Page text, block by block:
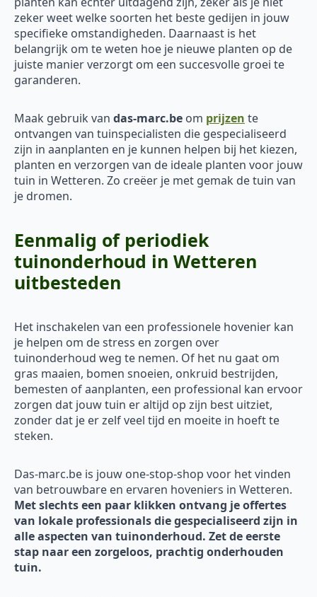
zeker weet welke soorten het beste gedijen in jouw
specifieke omstandigheden. Daarnaast is het
belangrijk om te weten hoe je nieuwe planten op de
juiste manier verzorgt om een succesvolle groei te
garanderen.
Maak gebruik van das-marc.be om prijzen te
ontvangen van tuinspecialisten die gespecialiseerd
zijn in aanplanten en je kunnen helpen bij het kiezen,
planten en verzorgen van de ideale planten voor jouw
tuin in Wetteren. Zo creëer je met gemak de tuin van
je dromen.
Eenmalig of periodiek
tuinonderhoud in Wetteren
uitbesteden
Het inschakelen van een professionele hovenier kan
je helpen om de stress en zorgen over
tuinonderhoud weg te nemen. Of het nu gaat om
gras maaien, bomen snoeien, onkruid bestrijden,
bemesten of aanplanten, een professional kan ervoor
zorgen dat jouw tuin er altijd op zijn best uitziet,
zonder dat je er zelf veel tijd en moeite in hoeft te
steken.
Das-marc.be is jouw one-stop-shop voor het vinden
van betrouwbare en ervaren hoveniers in Wetteren.
Met slechts een paar klikken ontvang je offertes
van lokale professionals die gespecialiseerd zijn in
alle aspecten van tuinonderhoud. Zet de eerste
stap naar een zorgeloos, prachtig onderhouden
tuin.